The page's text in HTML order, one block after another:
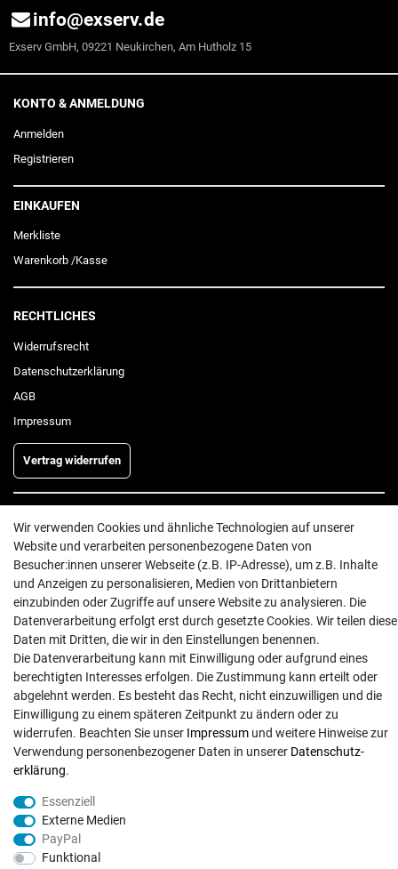
info@exserv.de
Exserv GmbH, 09221 Neukirchen, Am Hutholz 15
KONTO & ANMELDUNG
Anmelden
Registrieren
EINKAUFEN
Merkliste
Warenkorb /Kasse
RECHTLICHES
Widerrufs­recht
Daten­schutz­erklärung
AGB
Impressum
Vertrag widerrufen
INFORMATIONEN
Batterieentsorgung
Hilfe
Versand
Zahlungsarten
Kontakt
© Copyright 2026 | Alle Rechte vorbehalten. - Exserv | Realisationcolornativ /
Wir verwenden Cookies und ähnliche Technologien auf unserer
Website und verarbeiten personenbezogene Daten von
Besucher:innen unserer Webseite (z.B. IP-Adresse), um z.B. Inhalte
und Anzeigen zu personalisieren, Medien von Drittanbietern
einzubinden oder Zugriffe auf unsere Website zu analysieren. Die
Datenverarbeitung erfolgt erst durch gesetzte Cookies. Wir teilen diese
Daten mit Dritten, die wir in den Einstellungen benennen.
Die Datenverarbeitung kann mit Einwilligung oder aufgrund eines
berechtigten Interesses erfolgen. Die Zustimmung kann erteilt oder
abgelehnt werden. Es besteht das Recht, nicht einzuwilligen und die
Einwilligung zu einem späteren Zeitpunkt zu ändern oder zu
widerrufen. Beachten Sie unser Impressum und weitere Hinweise zur
Verwendung personenbezogener Daten in unserer Daten­schutz­
erklärung.
Essenziell
Externe Medien
PayPal
Funktional